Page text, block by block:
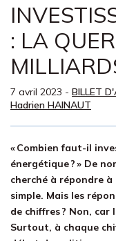
: LA
7 avril 2023 - BILLET
Hadrien HAINAUT
« Combien faut-il
énergétique ? » De
cherché à répondre à
simple. Mais les
de chiffres ? Non, car
Surtout, à chaque